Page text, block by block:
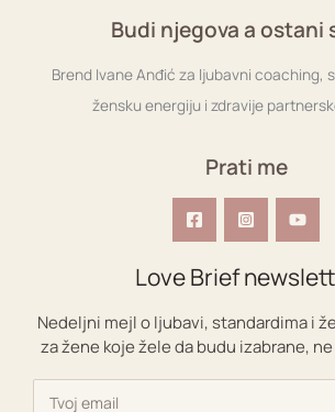
Budi njegova a ostani
Brend Ivane Anđić za ljubavni coaching,
žensku energiju i zdravije
Prati me
Love Brief
Nedeljni mejl o ljubavi, standardima i
za žene koje žele da budu izabrane,